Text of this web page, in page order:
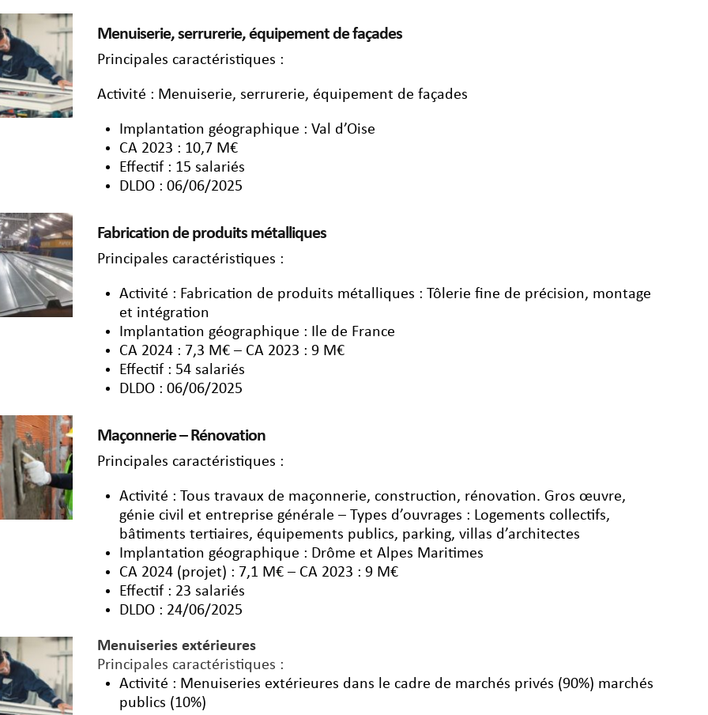
Menuiserie, serrurerie, équipement de façades
Principales caractéristiques :
Activité : Menuiserie, serrurerie, équipement de façades
Implantation géographique : Val d’Oise
CA 2023 : 10,7 M€
Effectif : 15 salariés
DLDO : 06/06/2025
Fabrication de produits métalliques
Principales caractéristiques :
Activité : Fabrication de produits métalliques : Tôlerie fine de précision, montage
et intégration
Implantation géographique : Ile de France
CA 2024 : 7,3 M€ – CA 2023 : 9 M€
Effectif : 54 salariés
DLDO : 06/06/2025
Maçonnerie – Rénovation
Principales caractéristiques :
Activité : Tous travaux de maçonnerie, construction, rénovation. Gros œuvre,
génie civil et entreprise générale – Types d’ouvrages : Logements collectifs,
bâtiments tertiaires, équipements publics, parking, villas d’architectes
Implantation géographique : Drôme et Alpes Maritimes
CA 2024 (projet) : 7,1 M€ – CA 2023 : 9 M€
Effectif : 23 salariés
DLDO : 24/06/2025
Menuiseries extérieures
Principales caractéristiques :
Activité : Menuiseries extérieures dans le cadre de marchés privés (90%) marchés
publics (10%)